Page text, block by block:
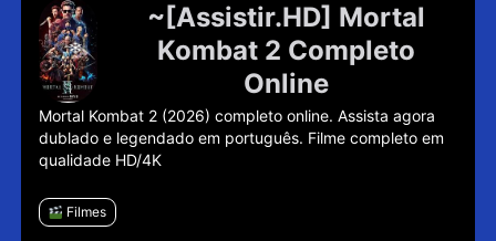
❄
~[Assistir.HD] Mortal
Kombat 2 Completo
Online
Mortal Kombat 2 (2026) completo online. Assista agora
dublado e legendado em português. Filme completo em
qualidade HD/4K
Filmes